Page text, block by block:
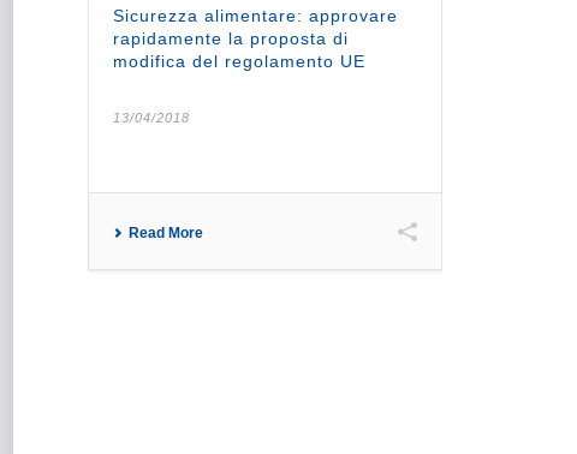
Sicurezza alimentare: approvare
rapidamente la proposta di
modifica del regolamento UE
13/04/2018
Read More